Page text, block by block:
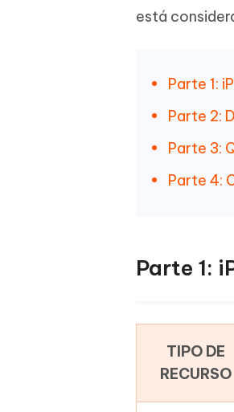
iAnyGo- iOS APP
Recuperar dados do Android
Escreva de forma mais
está
Parte 1:
Parte 2:
Parte 3:
Parte 4:
Parte 1:
TIPO DE
RECURSO